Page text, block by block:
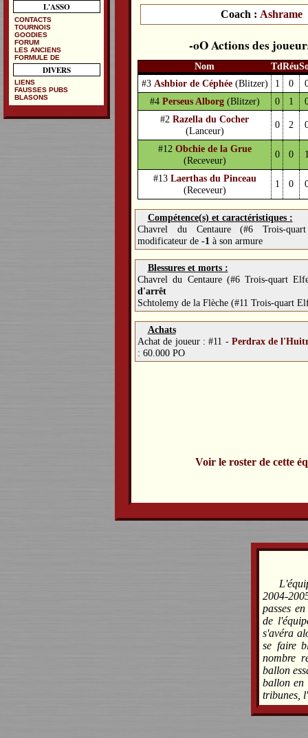
Coach : Ashrame
Actions des
Nom TdRéu
#3 Ashbior de Céphée (Blitzer) 1 0
#4 Perseus Alborg (Blitzer) 0 1
#2Razella du Cocher
(Lanceur)
0 2
#12 Obchie de la Grue
(Receveur)
0 0
#13 Laerthas du Pinceau
(Receveur)
1 0
Compétence(s) et caractéristiques :
Chavrel du Centaure (#6 Trois-
modificateur de-1 à son armure
Blessures et morts :
Chavrel du Centaure (#6 Trois-quart
d'arrêt
Schtolemy de la Flèche (#11 Trois-quart
Achats
Achat de joueur :#11 - Perdrax de
: 60.000 PO
Voir le roster de cette
2004-
passes
de
s'avéra
se faire
nombre
ballon
ballon en
tribunes,
L'ASSO
CONTACTS
TOURNOIS
GOODIES
FORUM
LES ANCIENS
FORMULE DE
DIVERS
LIENS
FAUSSES PUBS
BLASONS